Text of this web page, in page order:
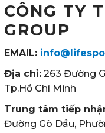
CÔNG TY
GROUP
EMAIL:
Địa chỉ: 263 Đường
Tp.Hồ Chí Minh
Trung tâm tiếp
Đường Gò Dầu,